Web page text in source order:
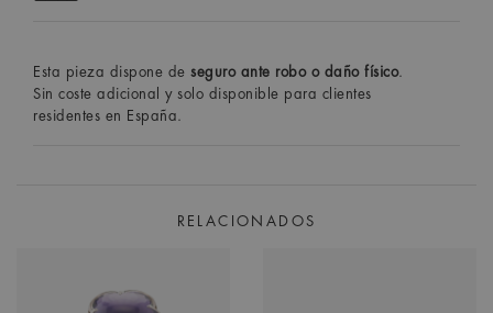
Esta pieza dispone de seguro ante robo o daño físico.
Sin coste adicional y solo disponible para clientes
residentes en España.
RELACIONADOS